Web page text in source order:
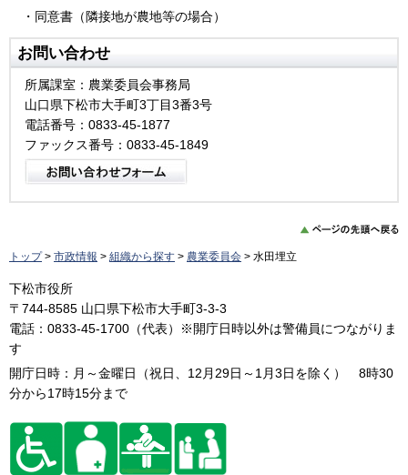
・同意書（隣接地が農地等の場合）
お問い合わせ
所属課室：農業委員会事務局
山口県下松市大手町3丁目3番3号
電話番号：0833-45-1877
ファックス番号：0833-45-1849
トップ> 市政情報 > 組織から探す > 農業委員会 > 水田埋立
下松市役所
〒744-8585 山口県下松市大手町3-3-3
電話：0833-45-1700（代表）※開庁日時以外は警備員につながりま
す
開庁日時：月～金曜日（祝日、12月29日～1月3日を除く） 8時30
分から17時15分まで